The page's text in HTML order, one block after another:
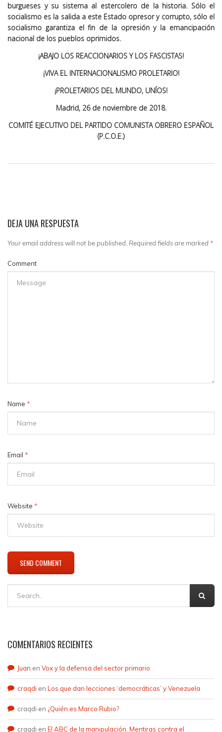
burgueses y su sistema al estercolero de la historia. Sólo el
socialismo es la salida a este Estado opresor y corrupto, sólo el
socialismo garantiza el fin de la opresión y la emancipación
nacional de los pueblos oprimidos.
¡ABAJO LOS REACCIONARIOS Y LOS FASCISTAS!
¡VIVA EL INTERNACIONALISMO PROLETARIO!
¡PROLETARIOS DEL MUNDO, UNÍOS!
Madrid, 26 de noviembre de 2018.
COMITÉ EJECUTIVO DEL PARTIDO COMUNISTA OBRERO ESPAÑOL
(P.C.O.E.)
DEJA UNA RESPUESTA
Your email address will not be published. Required fields are marked *
Comment
Name *
Email *
Website *
COMENTARIOS RECIENTES
Juan en Vox y la defensa del sector primario
craqdi en Los que dan lecciones ‘democráticas’ y Venezuela
craqdi en ¿Quién es Marco Rubio?
craqdi en El ABC de la manipulación. Mentiras contra el